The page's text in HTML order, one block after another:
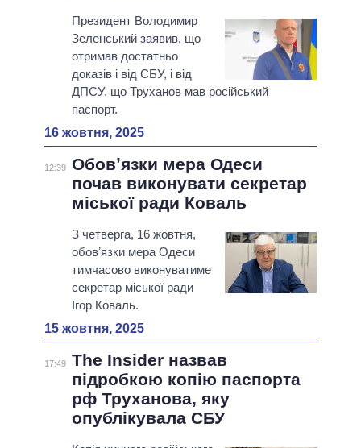
Президент Володимир
Зеленський заявив, що
отримав достатньо
доказів і від СБУ, і від
ДПСУ, що Труханов мав російський
паспорт.
16 жовтня, 2025
12:39 Обовʼязки мера Одеси
почав виконувати секретар
міської ради Коваль
З четверга, 16 жовтня,
обовʼязки мера Одеси
тимчасово виконуватиме
секретар міської ради
Ігор Коваль.
15 жовтня, 2025
17:49 The Insider назвав
підробкою копію паспорта
рф Труханова, яку
опублікувала СБУ